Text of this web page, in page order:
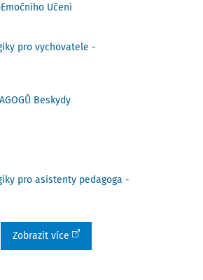
Učení
pro vychovatele -
Beskydy
pro asistenty pedagoga -
Zobrazit více